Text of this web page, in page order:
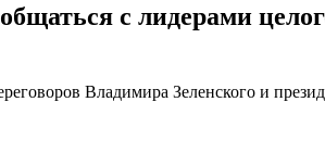
с лидерами целого
Владимира Зеленского и